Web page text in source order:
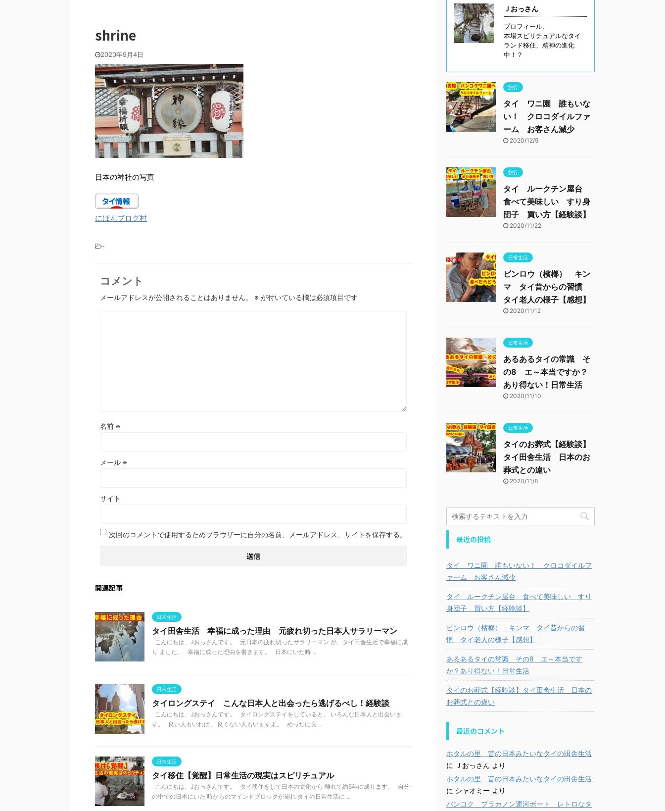
shrine
2020年9月4日
日本の神社の写真
にほんブログ村
-
コメント
メールアドレスが公開されることはありません。 ※ が付いている欄は必須項目です
名前 ※
メール ※
サイト
次回のコメントで使用するためブラウザーに自分の名前、メールアドレス、サイトを保存する。
関連記事
日常生活
タイ田舎生活 幸福に成った理由 元疲れ切った日本人サラリーマン
こんにちは、Jおっさんです。 元日本の疲れ切ったサラリーマン が、タイ田舎生活で幸福に成
り ました。 幸福に成った理由を書きます。 日本にいた時 ...
日常生活
タイロングステイ こんな日本人と出会ったら逃げるべし！経験談
こんにちは、Jおっさんです。 タイロングステイをしていると、 いろんな日本人と出会いま
す。 良い人もいれば、 良くない人もいますよ。 めったに良 ...
日常生活
タイ移住【覚醒】日常生活の現実はスピリチュアル
こんにちは、Jおっさんです。 タイ移住をして日本の文化から 離れて約5年に成ります。 自分
の中での日本にいた 時からのマインドブロックが崩れ タイの日常生活に ...
Ｊおっさん
プロフィール、
本場スピリチュアルなタイ
ランド移住、精神の進化
中！？
旅行
タイ ワニ園 誰もいな
い！ クロコダイルファ
ーム お客さん減少
2020/12/5
旅行
タイ ルークチン屋台
食べて美味しい すり身
団子 買い方【経験談】
2020/11/22
日常生活
ビンロウ（檳榔） キン
マ タイ昔からの習慣
タイ老人の様子【感想】
2020/11/12
日常生活
あるあるタイの常識 そ
の8 エ～本当ですか？
あり得ない！日常生活
2020/11/10
日常生活
タイのお葬式【経験談】
タイ田舎生活 日本のお
葬式との違い
2020/11/8
最近の投稿
タイ ワニ園 誰もいない！ クロコダイルフ
ァーム お客さん減少
タイ ルークチン屋台 食べて美味しい すり
身団子 買い方【経験談】
ビンロウ（檳榔） キンマ タイ昔からの習
慣 タイ老人の様子【感想】
あるあるタイの常識 その8 エ～本当です
か？あり得ない！日常生活
タイのお葬式【経験談】タイ田舎生活 日本の
お葬式との違い
最近のコメント
ホタルの里 昔の日本みたいなタイの田舎生活
に
Ｊおっさん より
ホタルの里 昔の日本みたいなタイの田舎生活
に シャオミー より
バンコク プラカノン運河ボート レトロなタ